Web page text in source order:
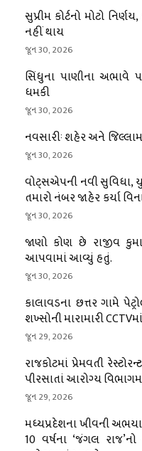
સુપ્રીમ કોર્ટનો મોટો
નહીં થાય
જૂન 30, 2026
સિંધુના પાણીના અભાવે
ધમકી
જૂન 30, 2026
નવસારીઃ શહેર અને
જૂન 30, 2026
વોટ્સએપની નવી
તમારો નંબર જાહેર કર્યા
જૂન 30, 2026
જાણો કોણ છે રાજીવ
આપવામાં આવ્યું હતું.
જૂન 30, 2026
કાલાવડના છત્તર ગામે
શખ્સોની મારામારી
જૂન 29, 2026
રાજકોટમાં પ્રેમવતી
પીરસાતાં આરોગ્ય
જૂન 29, 2026
મધ્યપ્રદેશના ખીવની
10 વર્ષના ‘જંગલ